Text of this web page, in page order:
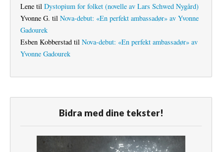
Lene til Dystopium for folket (novelle av Lars Schwed Nygård)
Yvonne G. til Nova-debut: «En perfekt ambassadør» av Yvonne
Gadourek
Esben Kobberstad til Nova-debut: «En perfekt ambassadør» av
Yvonne Gadourek
Bidra med dine tekster!